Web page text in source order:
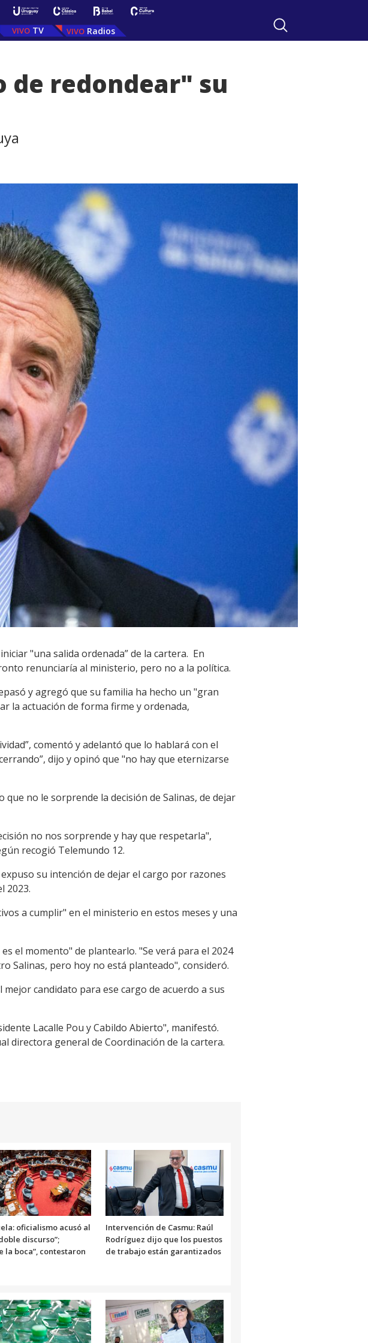
TV Radios
de redondear" su
"una salida ordenada” de la cartera. En
renunciaría al ministerio, pero no a la política.
y agregó que su familia ha hecho un "gran
la actuación de forma firme y ordenada,
comentó y adelantó que lo hablará con el
dijo y opinó que "no hay que eternizarse
no le sorprende la decisión de Salinas, de dejar
no nos sorprende y hay que respetarla",
recogió Telemundo 12.
su intención de dejar el cargo por razones
2023.
a cumplir" en el ministerio en estos meses y una
el momento" de plantearlo. "Se verá para el 2024
Salinas, pero hoy no está planteado", consideró.
candidato para ese cargo de acuerdo a sus
Lacalle Pou y Cabildo Abierto", manifestó.
directora general de Coordinación de la cartera.
oficialismo acusó al
discurso”;
la boca”, contestaron
Intervención de Casmu: Raúl
Rodríguez dijo que los puestos
de trabajo están garantizados